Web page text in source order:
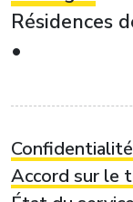
Résidences
Confidentialité
Accord sur le